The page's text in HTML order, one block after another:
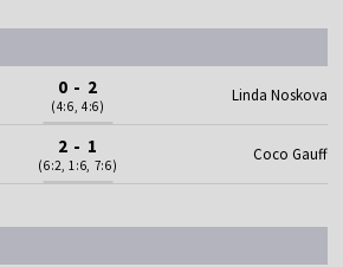
0 - 2
(4:6, 4:6)
Linda Noskova
2 - 1
(6:2, 1:6, 7:6)
Coco Gauff